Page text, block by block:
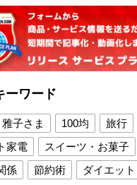
ーワード
雅子さま 100均
旅行
家電
スイーツ・お菓子
係
節約術
ダイエット